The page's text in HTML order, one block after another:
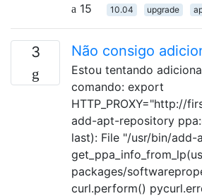
15
10.04 upgrade
3 Não consigo
Estou tentando
comando: export
HTTP_PROXY="http://
add-apt-repository
last): File "/usr/bin/add-
packages/
curl.perform()